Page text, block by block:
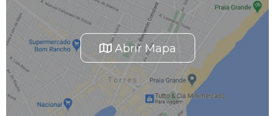
Abrir Mapa